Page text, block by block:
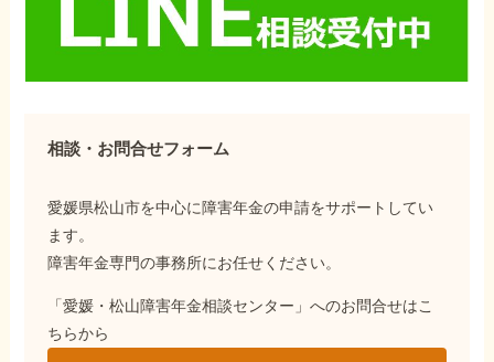
相談・お問合せフォーム
愛媛県松山市を中心に障害年金の申請をサポートしてい
ます。
障害年金専門の事務所にお任せください。
「愛媛・松山障害年金相談センター」へのお問合せはこ
ちらから